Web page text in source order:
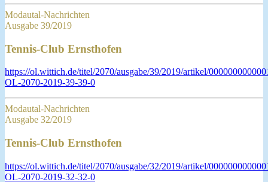
Modautal-Nachrichten
Ausgabe 39/2019
Tennis-Club Ernsthofen
https://ol.wittich.de/titel/2070/ausgabe/39/2019/artikel/
OL-2070-2019-39-39-0
Modautal-Nachrichten
Ausgabe 32/2019
Tennis-Club Ernsthofen
https://ol.wittich.de/titel/2070/ausgabe/32/2019/artikel/
OL-2070-2019-32-32-0